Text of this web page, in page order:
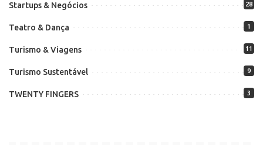
Startups & Negócios 28
Teatro & Dança 1
Turismo & Viagens 11
Turismo Sustentável 9
TWENTY FINGERS 3